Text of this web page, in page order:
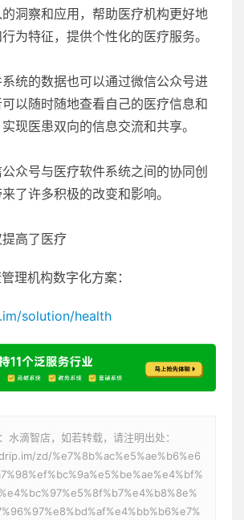
洞察和应用，帮助医疗机构更好地
为特征，提供个性化的医疗服务。
统的数据也可以通过微信公众号进
以随时随地查看自己的医疗信息和
现医患双向的信息交流和共享。
众号与医疗软件系统之间的协同创
了许多积极的改变和影响。
高了医疗
理机构数字化方案：
solution/health
水滴智店，如若转载，请注明出处：
zd/%e7%8b%ac%e5%ae%b6%e6